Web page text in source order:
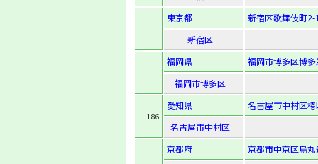
東京都
新宿区歌舞伎町
新宿区
福岡県
福岡市博多区博
福岡市博多区
186
愛知県
名古屋市中村区
名古屋市中村区
京都府
京都市中京区烏